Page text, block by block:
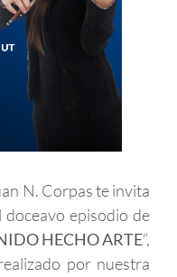
N. Corpas te invita
doceavo episodio de
HECHO ARTE“,
por nuestra